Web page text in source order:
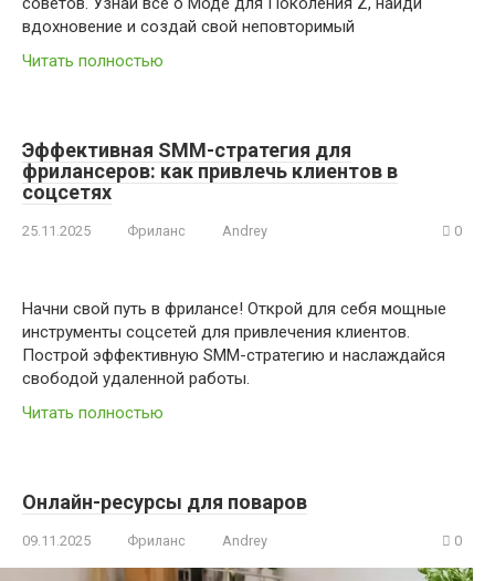
вдохновение и создай свой неповторимый
Читать полностью
Эффективная SMM-стратегия для
фрилансеров: как привлечь клиентов в
соцсетях
25.11.2025 Фриланс Andrey 0
Начни свой путь в фрилансе! Открой для себя мощные
инструменты соцсетей для привлечения клиентов.
Построй эффективную SMM-стратегию и наслаждайся
свободой удаленной работы.
Читать полностью
Онлайн-ресурсы для поваров
09.11.2025 Фриланс Andrey 0